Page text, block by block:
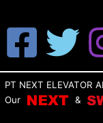
PT NEXT ELEVATOR
Our
&